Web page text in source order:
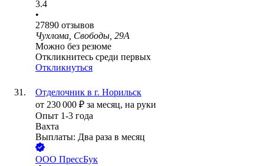
3.4
•
27890 отзывов
Чухлома, Свободы, 29А
Можно без резюме
Откликнитесь среди первых
Откликнуться
Отделочник в г. Норильск
от 230 000 ₽ за месяц, на руки
Опыт 1-3 года
Вахта
Выплаты: Два раза в месяц
ООО ПрессБук